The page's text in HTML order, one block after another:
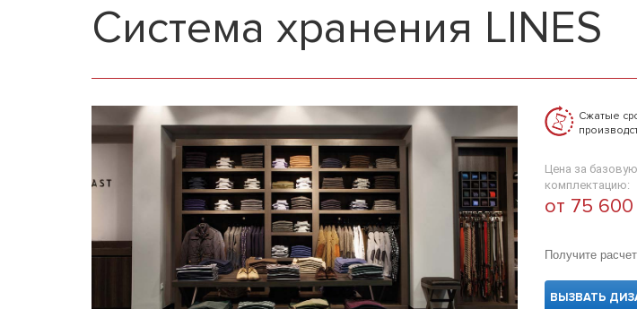
Система хранения LINES
Сжатые
Цена за базовую
комплектацию:
от 75 600
Получите
ВЫЗВАТЬ